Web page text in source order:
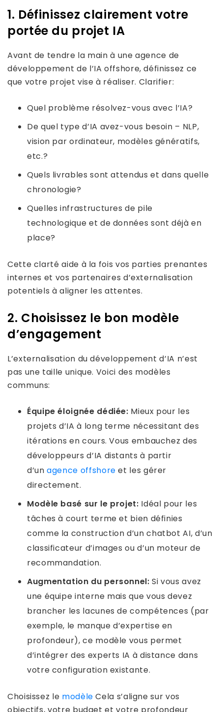
1. Définissez clairement votre
portée du projet IA
Avant de tendre la main à une agence de
développement de l’IA offshore, définissez ce
que votre projet vise à réaliser. Clarifier:
Quel problème résolvez-vous avec l’IA?
De quel type d’IA avez-vous besoin – NLP,
vision par ordinateur, modèles génératifs,
etc.?
Quels livrables sont attendus et dans quelle
chronologie?
Quelles infrastructures de pile
technologique et de données sont déjà en
place?
Cette clarté aide à la fois vos parties prenantes
internes et vos partenaires d’externalisation
potentiels à aligner les attentes.
2. Choisissez le bon modèle
d’engagement
L’externalisation du développement d’IA n’est
pas une taille unique. Voici des modèles
communs:
Équipe éloignée dédiée: Mieux pour les
projets d’IA à long terme nécessitant des
itérations en cours. Vous embauchez des
développeurs d’IA distants à partir
d’unagence offshore et les gérer
directement.
Modèle basé sur le projet: Idéal pour les
tâches à court terme et bien définies
comme la construction d’un chatbot AI, d’un
classificateur d’images ou d’un moteur de
recommandation.
Augmentation du personnel:Si vous avez
une équipe interne mais que vous devez
brancher les lacunes de compétences (par
exemple, le manque d’expertise en
profondeur), ce modèle vous permet
d’intégrer des experts IA à distance dans
votre configuration existante.
Choisissez le modèle Cela s’aligne sur vos